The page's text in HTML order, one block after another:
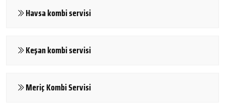
Havsa kombi servisi
Keşan kombi servisi
Meriç Kombi Servisi